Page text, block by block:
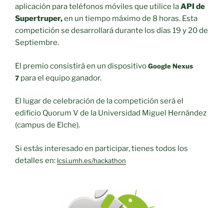
aplicación para teléfonos móviles que utilice laAPI de
Supertruper,en un tiempo máximo de 8 horas. Esta
competición se desarrollará durante los días 19 y 20 de
Septiembre.
El premio consistirá en un dispositivoGoogle Nexus
7 para el equipo ganador.
El lugar de celebración de la competición será el
edificio Quorum V de la Universidad Miguel Hernández
(campus de Elche).
Si estás interesado en participar, tienes todos los
detalles en: lcsi.umh.es/hackathon